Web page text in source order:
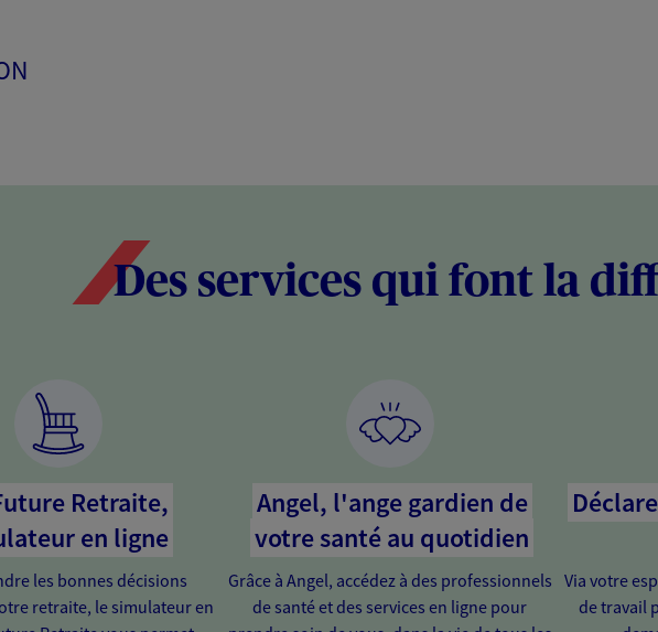
Des services qui font la
Retraite,
en ligne
les bonnes décisions
retraite, le simulateur en
Angel, l'ange gardien de
votre santé au quotidien
Grâce à Angel, accédez à des professionnels
de santé et des services en ligne pour
Via votre
de travail